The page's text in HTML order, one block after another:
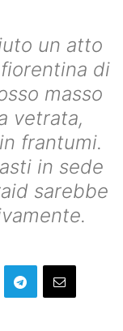
un atto
di
masso
vetrata,
frantumi.
in sede
sarebbe